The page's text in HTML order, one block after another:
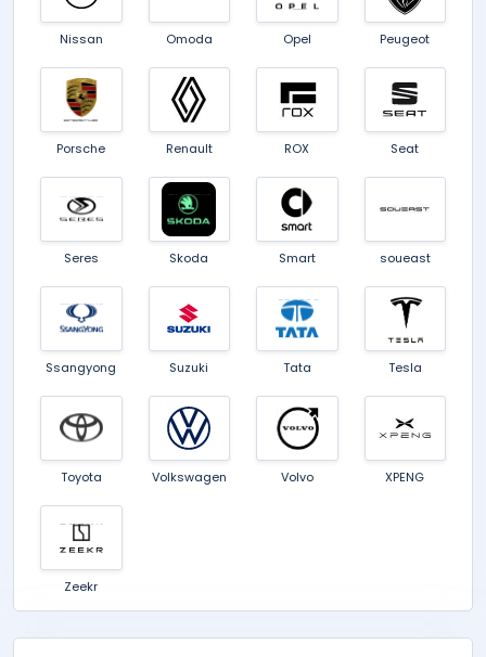
Nissan Omoda Opel Peugeot
Porsche Renault ROX Seat
Seres Skoda Smart soueast
Ssangyong Suzuki Tata Tesla
Toyota Volkswagen Volvo XPENG
Zeekr